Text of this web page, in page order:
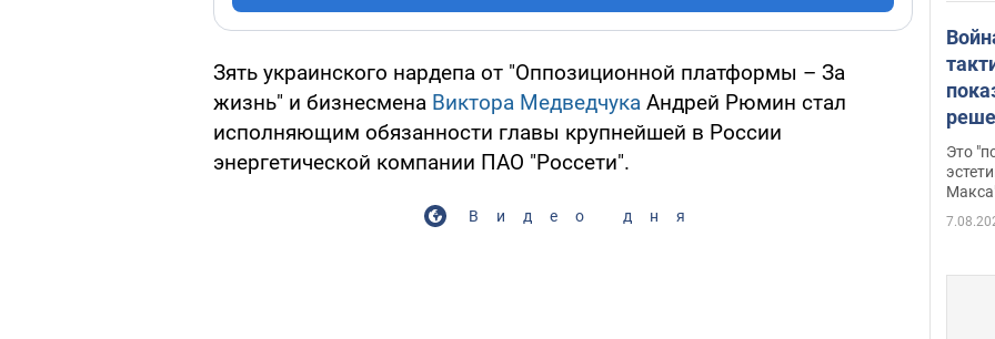
Зять украинского нардепа от "Оппозиционной платформы – За
жизнь" и бизнесмена Виктора Медведчука Андрей Рюмин стал
исполняющим обязанности главы крупнейшей в России
энергетической компании ПАО "Россети".
Видео дня
Это